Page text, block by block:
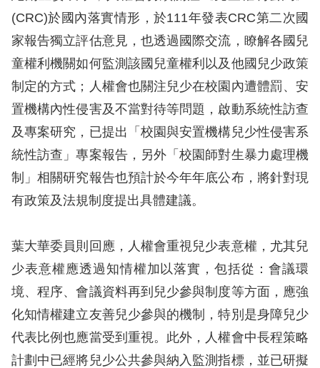
務
核
心
人
權
公
約
情
訴
人
資
料
庫
(CRC)於國內落實情形，於111年發表CRC第二次國
家報告獨立評估意見，也透過國際交流，瞭解各國兒
童權利機關如何監測該國兒童權利以及他國兒少政策
制定的方式；人權會也關注兒少在校園內遭體罰、安
置機構內性侵害及不當對待等問題，啟動系統性訪查
及專案研究，已提出「校園與安置機構兒少性侵害系
統性訪查」專案報告，另外「校園師對生暴力處理機
制」相關研究報告也預計於今年年底公布，將針對現
有政策及法規制度提出具體建議。
葉大華委員則回應，人權會重視兒少表意權，尤其兒
少表意權應透過知情權加以落實，包括從：會議環
境、程序、會議資料再到兒少參與制度等方面，應強
化知情權建立友善兒少參與的機制，特別是身障兒少
代表比例也應當受到重視。此外，人權會中長程策略
計劃中已經將兒少公共參與納入監測指標，並已研擬